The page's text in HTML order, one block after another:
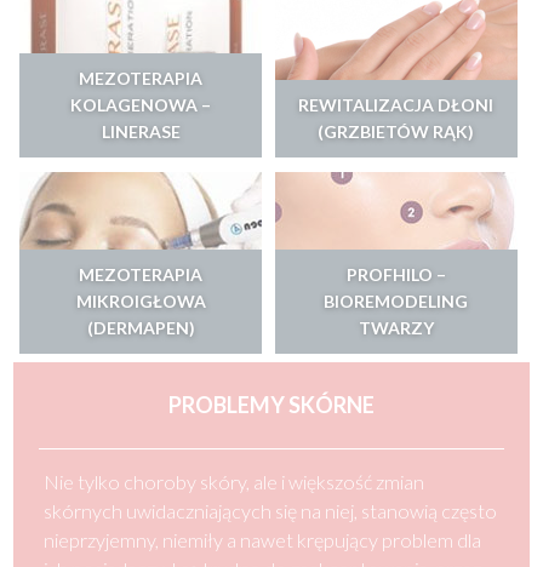
MEZOTERAPIA
KOLAGENOWA –
LINERASE
REWITALIZACJA DŁONI
(GRZBIETÓW RĄK)
MEZOTERAPIA
MIKROIGŁOWA
(DERMAPEN)
PROFHILO –
BIOREMODELING
TWARZY
PROBLEMY SKÓRNE
Nie tylko choroby skóry, ale i większość zmian
skórnych uwidaczniających się na niej, stanowią często
nieprzyjemny, niemiły a nawet krępujący problem dla